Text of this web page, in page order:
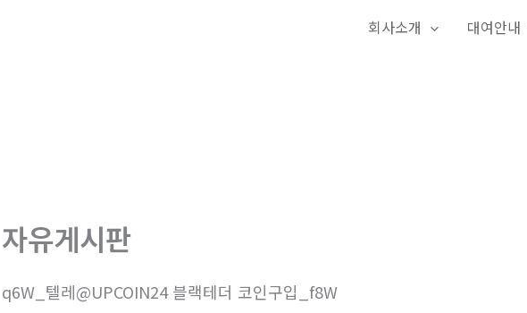
회사소개 대여안내
자유게시판
q6W_텔레@UPCOIN24 블랙테더 코인구입_f8W